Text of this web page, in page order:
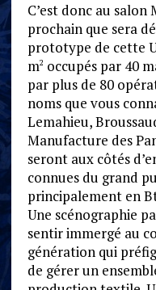
C’est donc au
prochain que sera
prototype de cette
m2 occupés par 40
par plus de 80
noms que vous
Lemahieu,
Manufacture des
seront aux côtés
connues du grand
principalement en
Une scénographie
sentir immergé au
génération qui
de gérer un